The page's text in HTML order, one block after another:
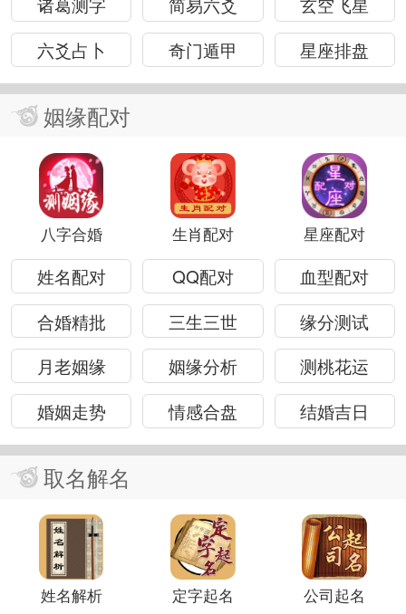
六爻占卜
奇门遁甲 星座排盘
姻缘配对
八字合婚 生肖配对 星座配对
姓名配对 QQ配对
血型配对
合婚精批
三生三世
缘分测试
月老姻缘
姻缘分析
测桃花运
婚姻走势
情感合盘 结婚吉日
取名解名
姓名解析 定字起名 公司起名